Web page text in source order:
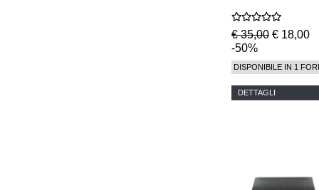
€ 35,00 € 18,00
-50%
DISPONIBILE IN 1
DETTAGLI